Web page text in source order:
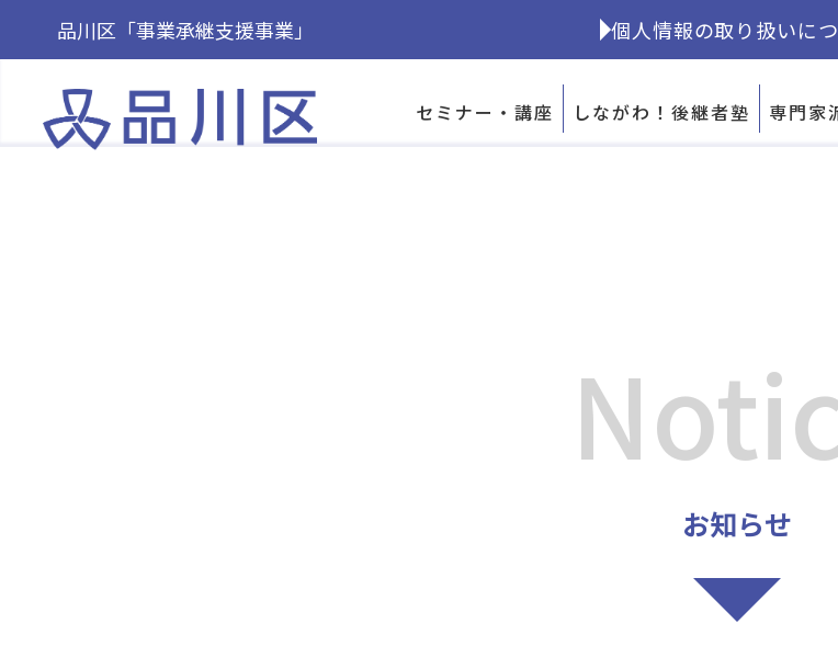
品川区「事業承継支援事業」 個人情報の取り扱いに
セミナー・講座 しながわ！後継者塾 専門家
Warning: Undefined array key "HTTP_REFERER" in/home/xs710665/shoukei-
on line12
お知らせ